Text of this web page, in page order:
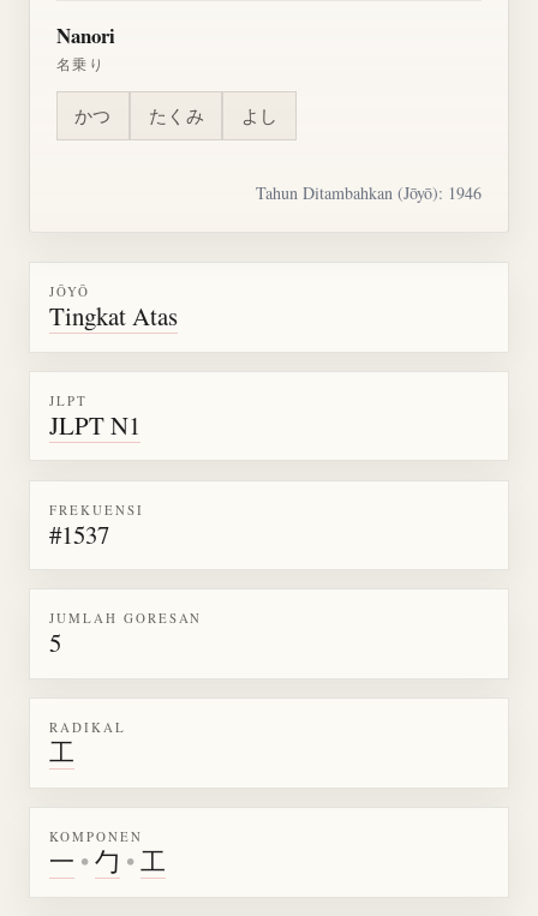
Nanori
名乗り
かつ たくみ よし
Tahun Ditambahkan (Jōyō): 1946
JŌYŌ
Tingkat Atas
JLPT
JLPT N1
FREKUENSI
#1537
JUMLAH GORESAN
5
RADIKAL
工
KOMPONEN
一 •勹 •工